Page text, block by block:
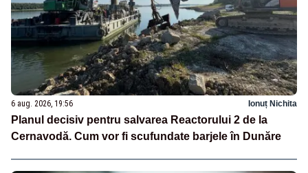
6 aug. 2026, 19:56 Ionuț Nichita
Planul decisiv pentru salvarea Reactorului 2 de la
Cernavodă. Cum vor fi scufundate barjele în Dunăre